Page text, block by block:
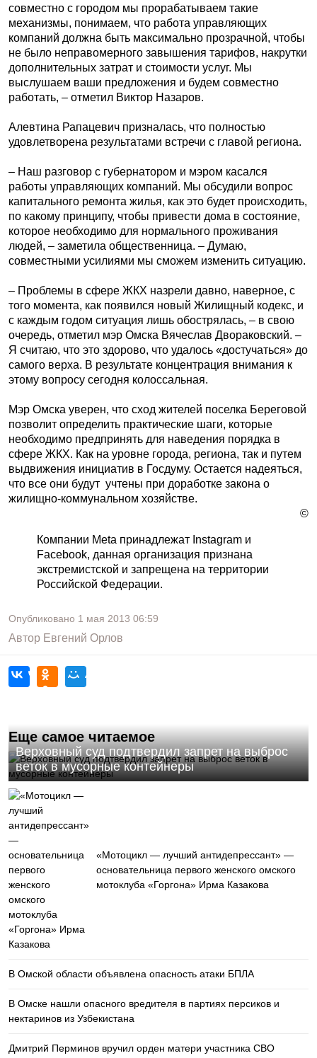
совместно с городом мы прорабатываем такие
механизмы, понимаем, что работа управляющих
компаний должна быть максимально прозрачной, чтобы
не было неправомерного завышения тарифов, накрутки
дополнительных затрат и стоимости услуг. Мы
выслушаем ваши предложения и будем совместно
работать, – отметил Виктор Назаров.
Алевтина Рапацевич призналась, что полностью
удовлетворена результатами встречи с главой региона.
– Наш разговор с губернатором и мэром касался
работы управляющих компаний. Мы обсудили вопрос
капитального ремонта жилья, как это будет происходить,
по какому принципу, чтобы привести дома в состояние,
которое необходимо для нормального проживания
людей, – заметила общественница. – Думаю,
совместными усилиями мы сможем изменить ситуацию.
– Проблемы в сфере ЖКХ назрели давно, наверное, с
того момента, как появился новый Жилищный кодекс, и
с каждым годом ситуация лишь обострялась, – в свою
очередь, отметил мэр Омска Вячеслав Двораковский. –
Я считаю, что это здорово, что удалось «достучаться» до
самого верха. В результате концентрация внимания к
этому вопросу сегодня колоссальная.
Мэр Омска уверен, что сход жителей поселка Береговой
позволит определить практические шаги, которые
необходимо предпринять для наведения порядка в
сфере ЖКХ. Как на уровне города, региона, так и путем
выдвижения инициатив в Госдуму. Остается надеяться,
что все они будут учтены при доработке закона о
жилищно-коммунальном хозяйстве.
©
Компании Meta принадлежат Instagram и
Facebook, данная организация признана
экстремистской и запрещена на территории
Российской Федерации.
Опубликовано 1 мая 2013 06:59
Автор Евгений Орлов
Еще самое читаемое
Верховный суд подтвердил запрет на выброс
веток в мусорные контейнеры
«Мотоцикл — лучший антидепрессант» —
основательница первого женского омского
мотоклуба «Горгона» Ирма Казакова
В Омской области объявлена опасность атаки БПЛА
В Омске нашли опасного вредителя в партиях персиков и
нектаринов из Узбекистана
Дмитрий Перминов вручил орден матери участника СВО